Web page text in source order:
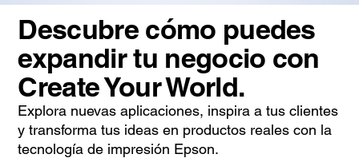
Descubre cómo puedes
expandir tu negocio con
Create Your World.
Explora nuevas aplicaciones, inspira a tus clientes
y transforma tus ideas en productos reales con la
tecnología de impresión Epson.